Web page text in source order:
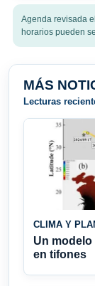
Agenda revisada
horarios pueden
MÁS
Lecturas
CLIMA Y
Un
en tifones